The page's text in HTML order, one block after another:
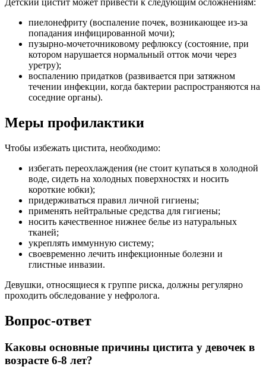
Детский цистит может привести к следующим осложнениям:
пиелонефриту (воспаление почек, возникающее из-за
попадания инфицированной мочи);
пузырно-мочеточниковому рефлюксу (состояние, при
котором нарушается нормальный отток мочи через
уретру);
воспалению придатков (развивается при затяжном
течении инфекции, когда бактерии распространяются на
соседние органы).
Меры профилактики
Чтобы избежать цистита, необходимо:
избегать переохлаждения (не стоит купаться в холодной
воде, сидеть на холодных поверхностях и носить
короткие юбки);
придерживаться правил личной гигиены;
применять нейтральные средства для гигиены;
носить качественное нижнее белье из натуральных
тканей;
укреплять иммунную систему;
своевременно лечить инфекционные болезни и
глистные инвазии.
Девушки, относящиеся к группе риска, должны регулярно
проходить обследование у нефролога.
Вопрос-ответ
Каковы основные причины цистита у девочек в
возрасте 6-8 лет?